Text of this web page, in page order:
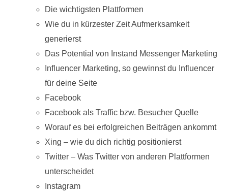
Die wichtigsten Plattformen
Wie du in kürzester Zeit Aufmerksamkeit
generierst
Das Potential von Instand Messenger Marketing
Influencer Marketing, so gewinnst du Influencer
für deine Seite
Facebook
Facebook als Traffic bzw. Besucher Quelle
Worauf es bei erfolgreichen Beiträgen ankommt
Xing – wie du dich richtig positionierst
Twitter – Was Twitter von anderen Plattformen
unterscheidet
Instagram